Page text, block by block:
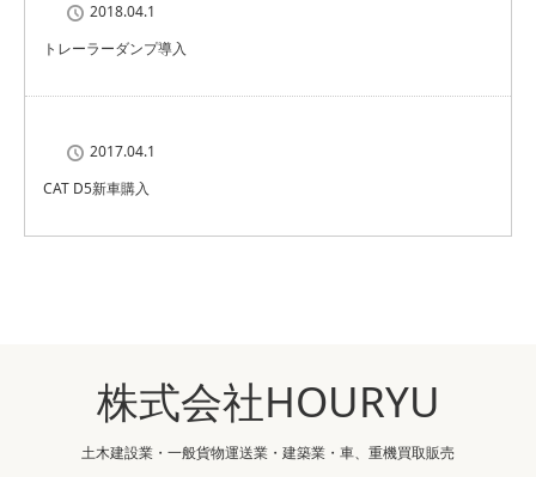
2018.04.1
トレーラーダンプ導入
2017.04.1
CAT D5新車購入
株式会社HOURYU
土木建設業・一般貨物運送業・建築業・車、重機買取販売